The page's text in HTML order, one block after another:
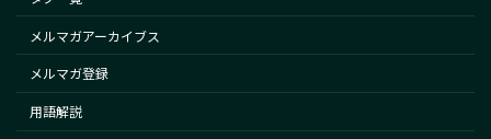
メルマガアーカイブス
メルマガ登録
用語解説